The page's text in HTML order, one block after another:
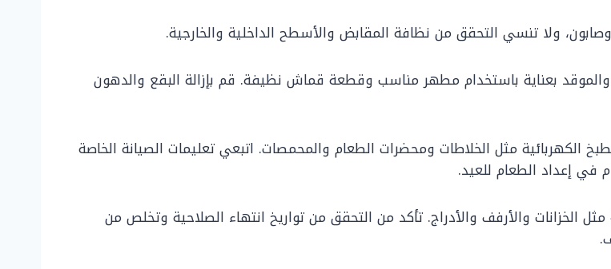
ولا تنسي التحقق من نظافة المقابض والأسطح الداخلية والخارجية.
بعناية باستخدام مطهر مناسب وقطعة قماش نظيفة. قم بإزالة البقع والدهون
الكهربائية مثل الخلاطات ومحضرات الطعام والمحمصات. اتبعي تعليمات الصيانة الخاصة
في إعداد الطعام للعيد.
الخزانات والأرفف والأدراج. تأكد من التحقق من تواريخ انتهاء الصلاحية وتخلص من